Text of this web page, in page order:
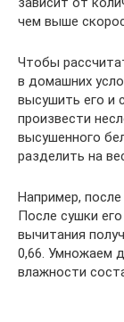
чем выше
Чтобы
в домашних
высушить его и
произвести
высушенного
разделить на
Например,
После сушки
вычитания
0,66. Умножаем
влажности